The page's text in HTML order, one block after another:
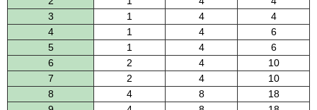
3
1 4
4
4
1 4
6
5
1 4
6
6
2 4
10
7
2 4
10
8
4 8
18